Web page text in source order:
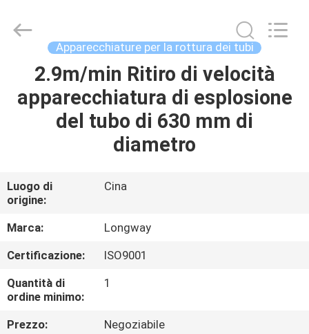
CASA.
PRODOTTI
DI
NOI
VISITA
ALLA
FABBRICA
Drill
Apparecchiature per la rottura dei tubi
2.9m/min Ritiro di velocità
apparecchiatura di esplosione
del tubo di 630 mm di
diametro
Luogo di
origine:
Cina
Marca:
Longway
Certificazione:
ISO9001
Quantità di
ordine minimo:
1
Prezzo:
Negoziabile